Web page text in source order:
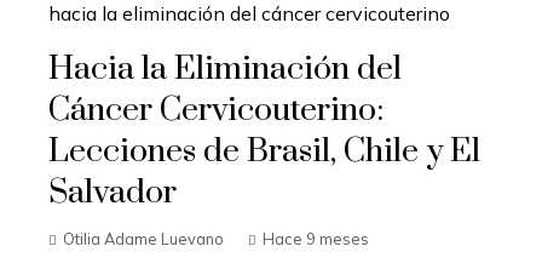
Hacia la Eliminación del
Cáncer Cervicouterino:
Lecciones de Brasil, Chile y El
Salvador
Otilia Adame Luevano Hace 9 meses